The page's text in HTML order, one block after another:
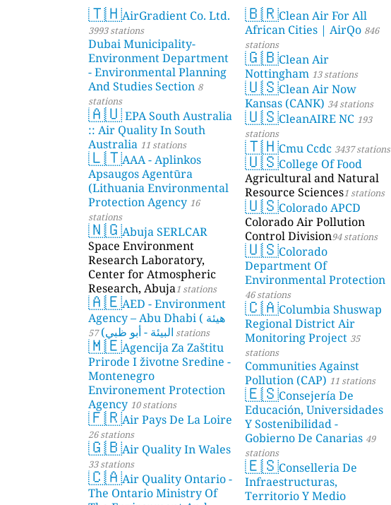
🇹🇭AirGradient Co. Ltd.
3993 stations
Dubai Municipality-
Environment Department
- Environmental Planning
And Studies Section 8
stations
🇦🇺EPA South Australia
:: Air Quality In South
Australia 11 stations
🇱🇹AAA - Aplinkos
Apsaugos Agentūra
(Lithuania Environmental
Protection Agency 16
stations
🇳🇬Abuja SERLCAR
Space Environment
Research Laboratory,
Center for Atmospheric
Research, Abuja1 stations
🇦🇪AED - Environment
Agency – Abu Dhabi ( هيئة
البيئة - أبو ظبي) 57 stations
🇲🇪Agencija Za Zaštitu
Prirode I životne Sredine -
Montenegro
Environement Protection
Agency 10 stations
🇫🇷Air Pays De La Loire
26 stations
🇬🇧Air Quality In Wales
33 stations
🇨🇦Air Quality Ontario -
The Ontario Ministry Of
🇧🇷Clean Air For All
African Cities | AirQo 846
stations
🇬🇧Clean Air
Nottingham 13 stations
🇺🇸Clean Air Now
Kansas (CANK) 34 stations
🇺🇸CleanAIRE NC 193
stations
🇹🇭Cmu Ccdc 3437 stations
🇺🇸College Of Food
Agricultural and Natural
Resource Sciences1 stations
🇺🇸Colorado APCD
Colorado Air Pollution
Control Division94 stations
🇺🇸Colorado
Department Of
Environmental Protection
46 stations
🇨🇦Columbia Shuswap
Regional District Air
Monitoring Project 35
stations
Communities Against
Pollution (CAP) 11 stations
🇪🇸Consejería De
Educación, Universidades
Y Sostenibilidad -
Gobierno De Canarias 49
stations
🇪🇸Conselleria De
Infraestructuras,
Territorio Y Medio